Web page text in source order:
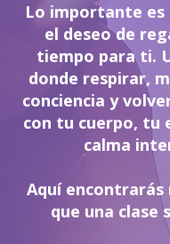
Lo importante es
el deseo de
tiempo para ti.
donde respirar,
conciencia y
con tu cuerpo, tu
calma
Aquí encontrarás
que una clase